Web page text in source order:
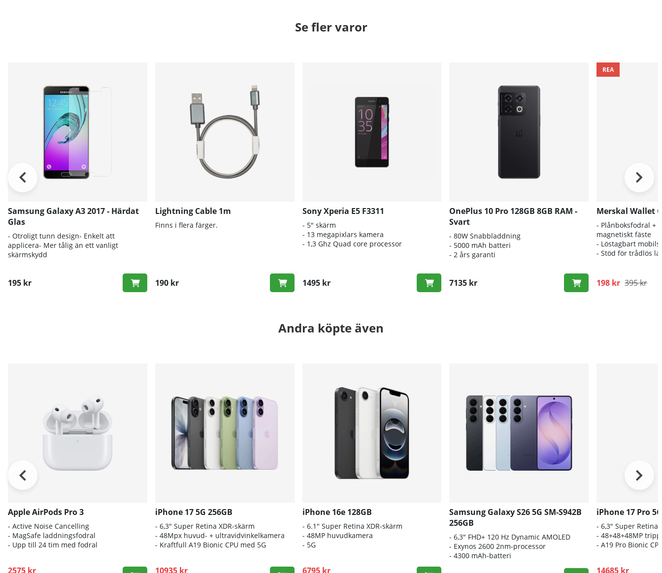
Se fler varor
Samsung Galaxy A3 2017 - Härdat
Glas
- Otroligt tunn design- Enkelt att
applicera- Mer tålig än ett vanligt
skärmskydd
195 kr
Lightning Cable 1m
Finns i flera färger.
190 kr
Sony Xperia E5 F3311
- 5" skärm
- 13 megapixlars kamera
- 1,3 Ghz Quad core processor
1495 kr
OnePlus 10 Pro 128GB 8GB RAM -
Svart
- 80W Snabbladdning
- 5000 mAh batteri
- 2 års garanti
7135 kr
REA
Merskal Wallet
- Plånboksfodral +
magnetiskt fäste
- Löstagbart
- Stöd för trådlös
198 kr 395 kr
Andra köpte även
Apple AirPods Pro 3
- Active Noise Cancelling
- MagSafe laddningsfodral
- Upp till 24 tim med fodral
2575 kr
iPhone 17 5G 256GB
- 6,3" Super Retina XDR-skärm
- 48Mpx huvud- + ultravidvinkelkamera
- Kraftfull A19 Bionic CPU med 5G
10935 kr
iPhone 16e 128GB
- 6.1″ Super Retina XDR-skärm
- 48MP huvudkamera
- 5G
6795 kr
Samsung Galaxy S26 5G SM-S942B
256GB
- 6,3" FHD+ 120 Hz Dynamic AMOLED
- Exynos 2600 2nm-processor
-4300 mAh-batteri
iPhone 17 Pro
- 6,3" Super Retina
- 48+48+48MP
-A19 Pro Bionic
14685 kr